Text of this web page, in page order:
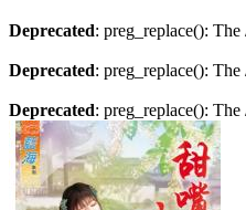
Deprecated: preg_replace():
Deprecated: preg_replace():
Deprecated: preg_replace():